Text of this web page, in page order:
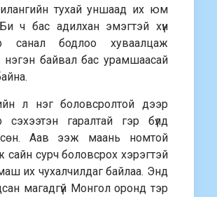
тухай уншаад их юм
ч бас адилхан эмэгтэй хүн
санал бодлоо хуваалцаж
байвал бас урамшаасай
л нэг боловсролтой дээр
сэхээтэн гаралтай гэр бүлд
Аав ээж маань номтой
сайн сурч боловсрох хэрэгтэй
их чухалчилдаг байлаа. Энд
магадгүй Монгол оронд тэр